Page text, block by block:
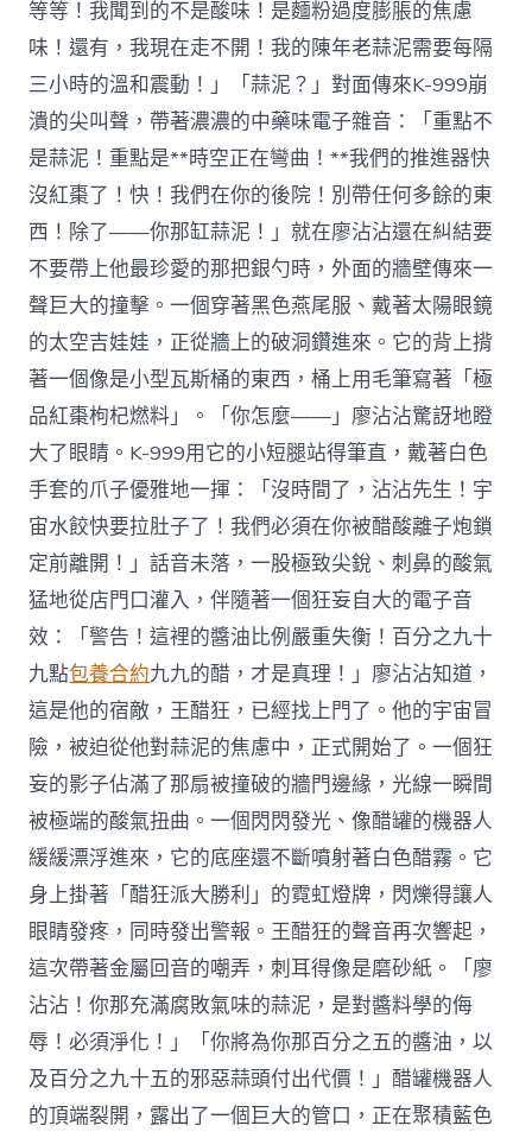
等等！我聞到的不是酸味！是麵粉過度膨脹的焦慮
味！還有，我現在走不開！我的陳年老蒜泥需要每隔
三小時的溫和震動！」「蒜泥？」對面傳來K-999崩
潰的尖叫聲，帶著濃濃的中藥味電子雜音：「重點不
是蒜泥！重點是**時空正在彎曲！**我們的推進器快
沒紅棗了！快！我們在你的後院！別帶任何多餘的東
西！除了——你那缸蒜泥！」就在廖沾沾還在糾結要
不要帶上他最珍愛的那把銀勺時，外面的牆壁傳來一
聲巨大的撞擊。一個穿著黑色燕尾服、戴著太陽眼鏡
的太空吉娃娃，正從牆上的破洞鑽進來。它的背上揹
著一個像是小型瓦斯桶的東西，桶上用毛筆寫著「極
品紅棗枸杞燃料」。「你怎麼——」廖沾沾驚訝地瞪
大了眼睛。K-999用它的小短腿站得筆直，戴著白色
手套的爪子優雅地一揮：「沒時間了，沾沾先生！宇
宙水餃快要拉肚子了！我們必須在你被醋酸離子炮鎖
定前離開！」話音未落，一股極致尖銳、刺鼻的酸氣
猛地從店門口灌入，伴隨著一個狂妄自大的電子音
效：「警告！這裡的醬油比例嚴重失衡！百分之九十
九點包養合約九九的醋，才是真理！」廖沾沾知道，
這是他的宿敵，王醋狂，已經找上門了。他的宇宙冒
險，被迫從他對蒜泥的焦慮中，正式開始了。一個狂
妄的影子佔滿了那扇被撞破的牆門邊緣，光線一瞬間
被極端的酸氣扭曲。一個閃閃發光、像醋罐的機器人
緩緩漂浮進來，它的底座還不斷噴射著白色醋霧。它
身上掛著「醋狂派大勝利」的霓虹燈牌，閃爍得讓人
眼睛發疼，同時發出警報。王醋狂的聲音再次響起，
這次帶著金屬回音的嘲弄，刺耳得像是磨砂紙。「廖
沾沾！你那充滿腐敗氣味的蒜泥，是對醬料學的侮
辱！必須淨化！」「你將為你那百分之五的醬油，以
及百分之九十五的邪惡蒜頭付出代價！」醋罐機器人
的頂端裂開，露出了一個巨大的管口，正在聚積藍色